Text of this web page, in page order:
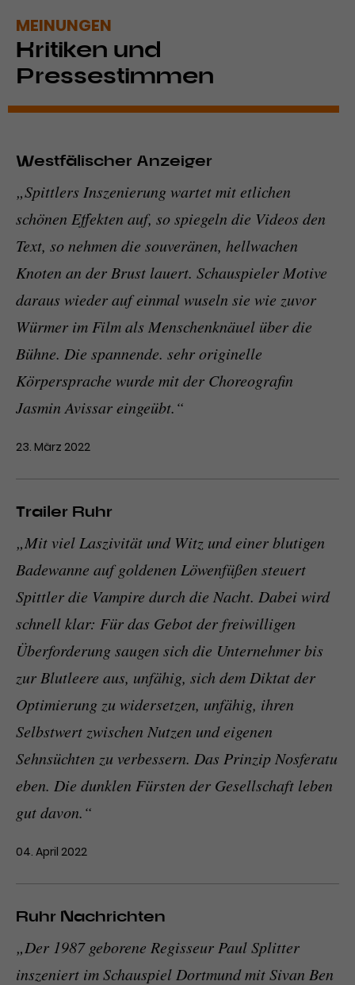
MEINUNGEN
Kritiken und
Pressestimmen
Westfälischer Anzeiger
„Spittlers Inszenierung wartet mit etlichen
schönen Effekten auf, so spiegeln die Videos den
Text, so nehmen die souveränen, hellwachen
Knoten an der Brust lauert. Schauspieler Motive
daraus wieder auf einmal wuseln sie wie zuvor
Würmer im Film als Menschenknäuel über die
Bühne. Die spannende. sehr originelle
Körpersprache wurde mit der Choreografin
Jasmin Avissar eingeübt.“
23. März 2022
Trailer Ruhr
„Mit viel Laszivität und Witz und einer blutigen
Badewanne auf goldenen Löwenfüßen steuert
Spittler die Vampire durch die Nacht. Dabei wird
schnell klar: Für das Gebot der freiwilligen
Überforderung saugen sich die Unternehmer bis
zur Blutleere aus, unfähig, sich dem Diktat der
Optimierung zu widersetzen, unfähig, ihren
Selbstwert zwischen Nutzen und eigenen
Sehnsüchten zu verbessern. Das Prinzip Nosferatu
eben. Die dunklen Fürsten der Gesellschaft leben
gut davon.“
04. April 2022
Ruhr Nachrichten
„Der 1987 geborene Regisseur Paul Splitter
inszeniert im Schauspiel Dortmund mit Sivan Ben